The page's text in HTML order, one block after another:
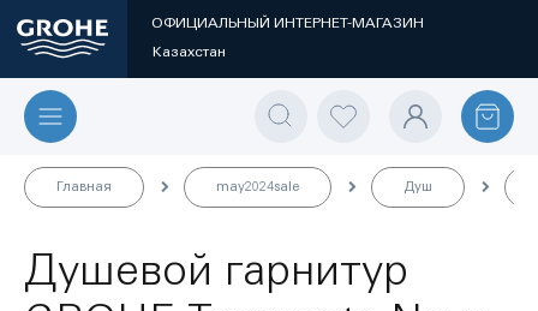
ОФИЦИАЛЬНЫЙ ИНТЕРНЕТ-МАГАЗИН
Казахстан
Главная may2024sale Душ
Душевой гарнитур